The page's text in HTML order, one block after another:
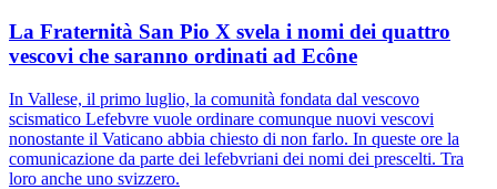
La Fraternità San Pio X svela i nomi dei quattro
vescovi che saranno ordinati ad Ecône
In Vallese, il primo luglio, la comunità fondata dal vescovo
scismatico Lefebvre vuole ordinare comunque nuovi vescovi
nonostante il Vaticano abbia chiesto di non farlo. In queste ore la
comunicazione da parte dei lefebvriani dei nomi dei prescelti. Tra
loro anche uno svizzero.